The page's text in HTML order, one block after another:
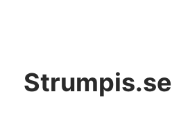
Strumpis.se